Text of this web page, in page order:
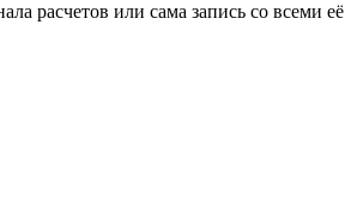
расчетов или сама запись со всеми её